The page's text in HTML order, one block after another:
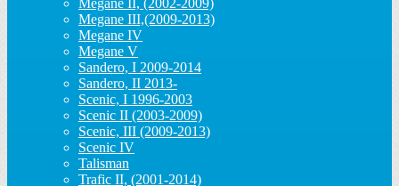
Megane II, (2002-2009)
Megane III,(2009-2013)
Megane IV
Megane V
Sandero, I 2009-2014
Sandero, II 2013-
Scenic, I 1996-2003
Scenic II (2003-2009)
Scenic, III (2009-2013)
Scenic IV
Talisman
Trafic II, (2001-2014)